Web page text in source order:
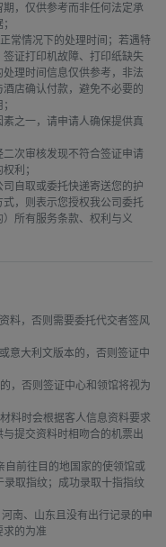
，仅供参考而非任何法定承
常情况下的处理时间；若遇特
证打印机故障、打印纸缺失
理时间信息仅供参考，非法
店确认付款，避免不必要的
之一，请申请人确保提供真
次审核发现不符合签证申请
利；
自取或委托快递寄送您的护
，则表示您授权我公司委托
所有服务条款、权利与义
料，否则需要委托代交者签风
意大利文版本的，否则签证中
，否则签证中心和领馆将视为
料时会根据客人信息资料要求
提交资料时相吻合的机票出
前往目的地国家的使领馆或
取指纹；成功录取十指指纹
南、山东且没有出行记录的申
求的为准